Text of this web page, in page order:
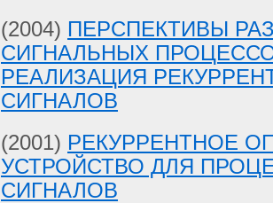
(2004) ПЕРСПЕКТИВЫ
СИГНАЛЬНЫХ
РЕАЛИЗАЦИЯ
СИГНАЛОВ
(2001) РЕКУРРЕНТНОЕ
УСТРОЙСТВО ДЛЯ
СИГНАЛОВ